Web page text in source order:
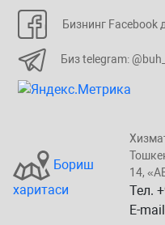
Бизнинг Facebook
Биз telegram:
Бориш
харитаси
14,
Тел.
E-